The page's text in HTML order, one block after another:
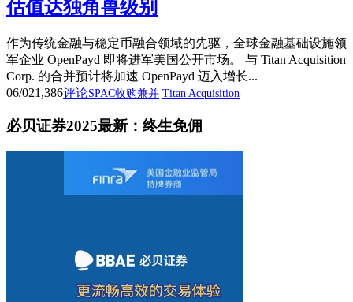
估值达独角兽级别
作为传统金融与稳定币融合领域的先驱，全球金融基础设施领
军企业 OpenPayd 即将进军美国公开市场。 与 Titan Acquisition
Corp. 的合并预计将加速 OpenPayd 迈入增长...
06/021,386评论SPAC收购兼并 Titan Acquisition
必贝证券2025最新：终生免佣